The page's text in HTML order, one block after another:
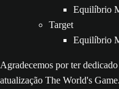
Equilíbrio
Target
Equilíbrio
Agradecemos por ter
atualização The World's